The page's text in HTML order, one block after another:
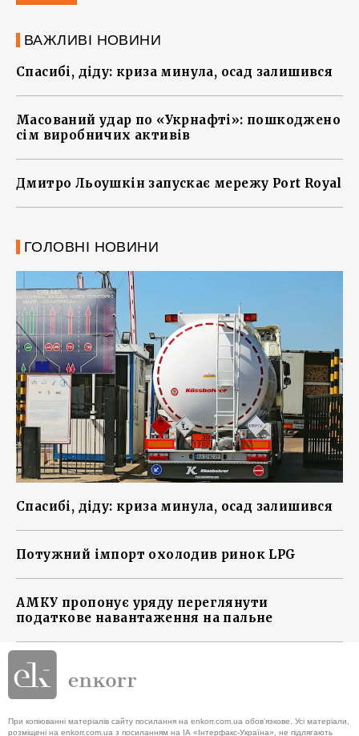
ВАЖЛИВІ НОВИНИ
Спасибі, діду: криза минула, осад залишився
Масований удар по «Укрнафті»: пошкоджено
сім виробничих активів
Дмитро Льоушкін запускає мережу Port Royal
ГОЛОВНІ НОВИНИ
Спасибі, діду: криза минула, осад залишився
Потужний імпорт охолодив ринок LPG
АМКУ пропонує уряду переглянути
податкове навантаження на пальне
При копіюванні матеріалів сайту посилання на enkorr.com.ua обов'язкове. Усі матеріали,
розміщені на enkorr.com.ua з посиланням на ІА «Інтерфакс-Україна», не підлягають